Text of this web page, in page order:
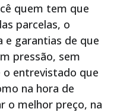
quem tem que
parcelas, o
e garantias de que
pressão, sem
o entrevistado que
na hora de
o melhor preço, na